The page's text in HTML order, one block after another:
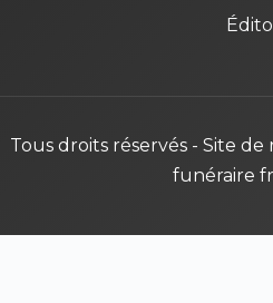
Édito
Tous droits réservés - Site
funéraire